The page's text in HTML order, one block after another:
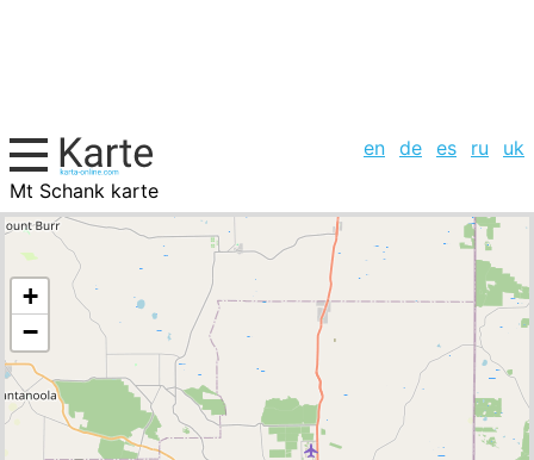
en de es ru
uk
Mt Schank karte
Australien, Städte-Liste
+
−